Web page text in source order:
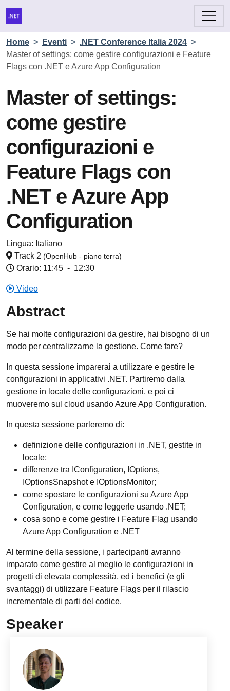
Home > Eventi > .NET Conference Italia 2024 >
Master of settings: come gestire configurazioni e Feature
Flags con .NET e Azure App Configuration
Master of settings:
come gestire
configurazioni e
Feature Flags con
.NET e Azure App
Configuration
Lingua: Italiano
Track 2 (OpenHub - piano terra)
Orario: 11:45 - 12:30
Video
Abstract
Se hai molte configurazioni da gestire, hai bisogno di un
modo per centralizzarne la gestione. Come fare?
In questa sessione imparerai a utilizzare e gestire le
configurazioni in applicativi .NET. Partiremo dalla
gestione in locale delle configurazioni, e poi ci
muoveremo sul cloud usando Azure App Configuration.
In questa sessione parleremo di:
definizione delle configurazioni in .NET, gestite in
locale;
differenze tra IConfiguration, IOptions,
IOptionsSnapshot e IOptionsMonitor;
come spostare le configurazioni su Azure App
Configuration, e come leggerle usando .NET;
cosa sono e come gestire i Feature Flag usando
Azure App Configuration e .NET
Al termine della sessione, i partecipanti avranno
imparato come gestire al meglio le configurazioni in
progetti di elevata complessità, ed i benefici (e gli
svantaggi) di utilizzare Feature Flags per il rilascio
incrementale di parti del codice.
Speaker